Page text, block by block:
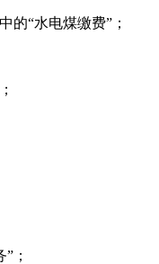
的“水电煤缴费”；
；